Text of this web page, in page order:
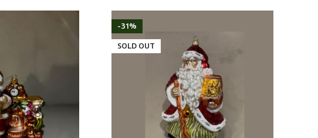
-31%
SOLD OUT